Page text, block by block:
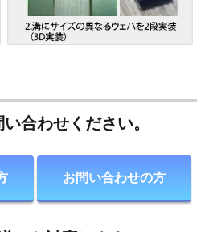
合わせください。
お問い合わせの方